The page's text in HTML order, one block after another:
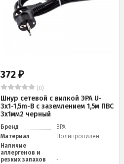
372 ₽
(0)
Шнур сетевой с вилкой ЭРА U-
3x1-1,5m-B с заземлением 1,5м ПВС
3x1мм2 черный
Бренд
ЭРА
Материал
Полипропилен
Наличие
аллергенов и
резких запахов
-